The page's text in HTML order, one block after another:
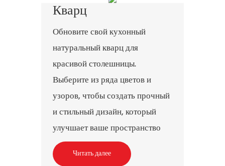
Кварц
Обновите свой кухонный
натуральный кварц для
красивой столешницы.
Выберите из ряда цветов и
узоров, чтобы создать прочный
и стильный дизайн, который
улучшает ваше пространство
Читать далее